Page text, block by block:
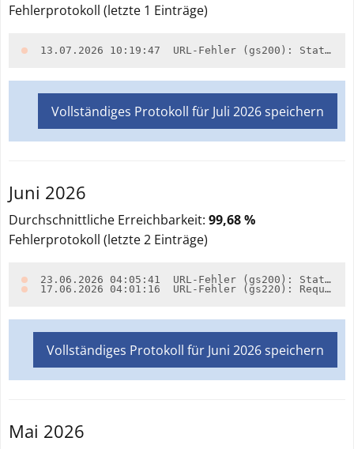
Fehlerprotokoll (letzte 1 Einträge)
13.07.2026 10:19:47 URL-Fehler (gs200): Statuscode 'HTTP/1.1 503 Service Unavailable' für URL https://inspire.brandenburg.de/services/so_boschwerm1m_wfs?request=GetCapabilities&service=WFS (alle zusätzlichen URLs scheiterten ebenfalls)
Vollständiges Protokoll für Juli 2026speichern
Juni 2026
Durchschnittliche Erreichbarkeit: 99,68 %
Fehlerprotokoll (letzte2 Einträge)
23.06.2026 04:05:41
URL-Fehler (gs200): Statuscode 'HTTP/1.1 503 Service Unavailable' für URL https://inspire.brandenburg.de/services/so_boschwerm1m_wfs?request=GetCapabilities&service=WFS (alle zusätzlichen URLs scheiterten ebenfalls)
17.06.2026 04:01:16
URL-Fehler (gs220): Request scheiterte mit class org.apache.http.conn.HttpHostConnectException für die URL https://inspire.brandenburg.de/services/so_boschwerm1m_wfs?request=GetCapabilities&service=WFS (Nachricht: 'org.apache.http.conn.HttpHostConnectException: Connect to f-proxy-dmz-prod.lgb.local:3128 [f-proxy-dmz-prod.lgb.local/10.133.13.144] failed: Verbindungsaufbau abgelehnt (Connection refused)') (alle zusätzlichen URLs scheiterten ebenfalls)
Vollständiges Protokoll für Juni 2026speichern
Mai 2026